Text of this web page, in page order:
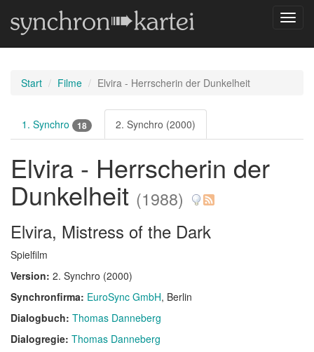
Start Filme Elvira - Herrscherin der Dunkelheit
1. Synchro 18 2. Synchro (2000)
Elvira - Herrscherin der
Dunkelheit (1988)
Elvira, Mistress of the Dark
Spielfilm
Version: 2. Synchro (2000)
Synchronfirma: EuroSync GmbH, Berlin
Dialogbuch: Thomas Danneberg
Dialogregie: Thomas Danneberg